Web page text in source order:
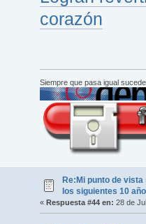
corazón
Siempre que pasa igual
Re:Mi punto de
los siguientes 10
« Respuesta #44 en: 28 de